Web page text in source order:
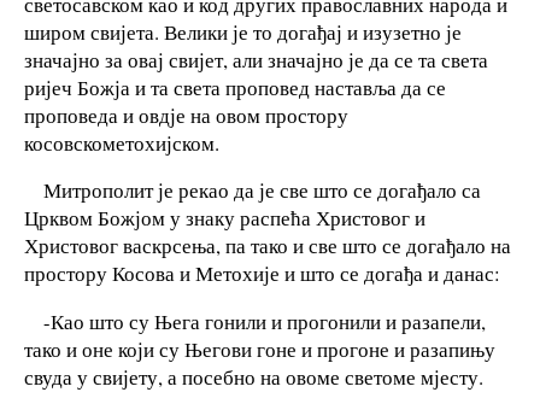
широм свијета. Велики је то догађај и изузетно је
значајно за овај свијет, али значајно је да се та света
ријеч Божја и та света проповед наставља да се
проповеда и овдје на овом простору
косовскометохијском.
Митрополит је рекао да је све што се догађало са
Црквом Божјом у знаку распећа Христовог и
Христовог васкрсења, па тако и све што се догађало на
простору Косова и Метохије и што се догађа и данас:
-Као што су Њега гонили и прогонили и разапели,
тако и оне који су Његови гоне и прогоне и разапињу
свуда у свијету, а посебно на овоме светоме мјесту.